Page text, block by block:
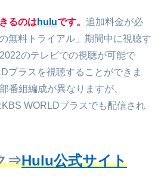
るのは huluです。 追加料金が必
無料トライアル」期間中に視聴す
のテレビでの視聴が可能で
プラスを視聴することができま
番組編成が異なりますが、
KBS WORLDプラスでも配信され
⇒Hulu公式サイト